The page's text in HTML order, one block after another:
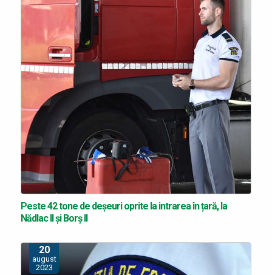
Peste 42 tone de deșeuri oprite la intrarea în țară, la
Nădlac II și Borș II
20
august
2023